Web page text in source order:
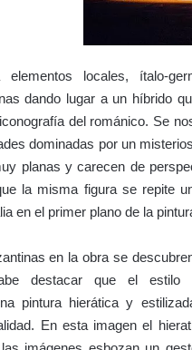
elementos locales, ítalo-
dando lugar a un híbrido
del románico. Se
dominadas por un
planas y carecen de
la misma figura se repite
en el primer plano de la
en la obra se
destacar que el estilo
pintura hierática y
En esta imagen el